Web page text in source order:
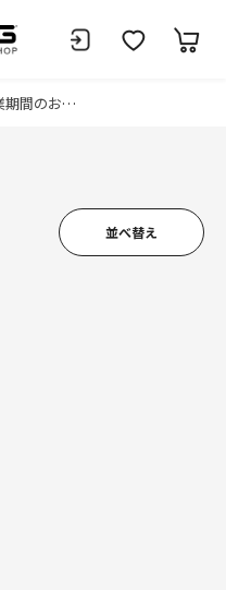
夏季休業期間のお知らせ
並べ替え